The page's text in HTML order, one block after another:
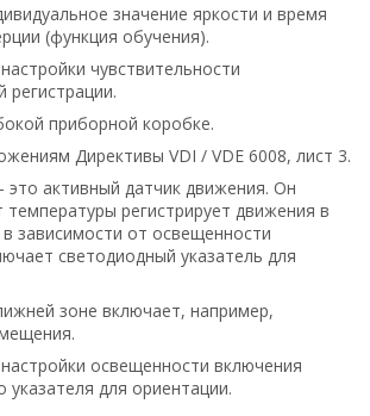
значение яркости и время
(функция обучения).
чувствительности
регистрации.
приборной коробке.
Директивы VDI / VDE 6008, лист 3.
это активный датчик движения. Он
температуры регистрирует движения в
зависимости от освещенности
светодиодный указатель для
зоне включает, например,
освещенности включения
указателя для ориентации.